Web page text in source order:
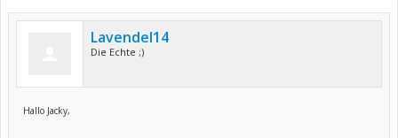
Lavendel14
Die Echte ;)
Hallo Jacky,